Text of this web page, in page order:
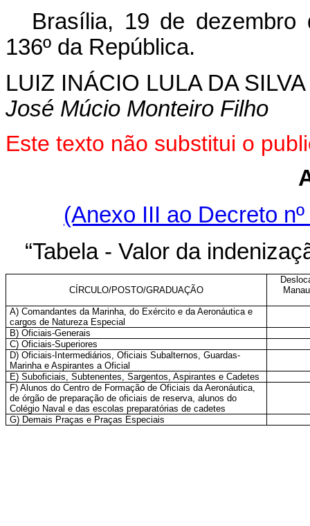
Brasília, 19 de dezembro
136º da República.
LUIZ INÁCIO LULA DA SILVA
José Múcio Monteiro Filho
Este texto não substitui o
(Anexo III ao Decreto
“Tabela - Valor da
CÍRCULO/POSTO/GRADUAÇÃO
A) Comandantes da Marinha, do Exército e da Aeronáutica e
cargos de Natureza Especial
B) Oficiais-Generais
C) Oficiais-Superiores
D) Oficiais-Intermediários, Oficiais Subalternos, Guardas-
Marinha e Aspirantes a Oficial
E) Suboficiais, Subtenentes, Sargentos, Aspirantes e Cadetes
F) Alunos do Centro de Formação de Oficiais da Aeronáutica,
de órgão de preparação de oficiais de reserva, alunos do
Colégio Naval e das escolas preparatórias de cadetes
G) Demais Praças e Praças Especiais